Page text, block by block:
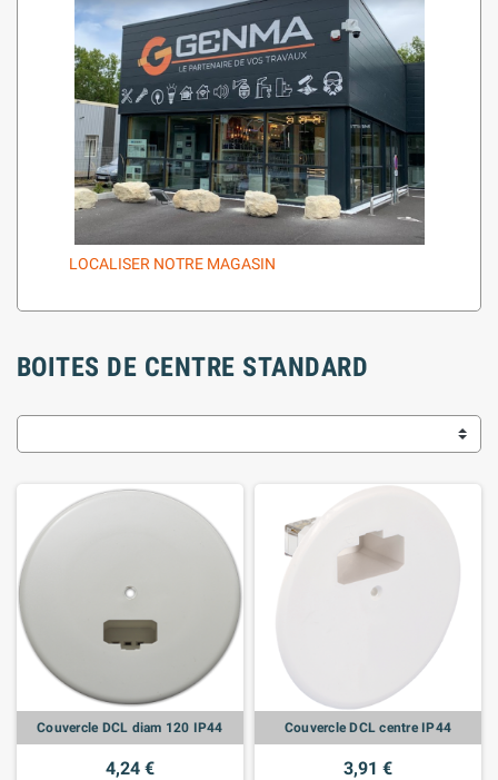
LOCALISER NOTRE MAGASIN
BOITES DE CENTRE STANDARD
Couvercle DCL diam 120 IP44
4,24 €
Couvercle DCL centre IP44
3,91 €